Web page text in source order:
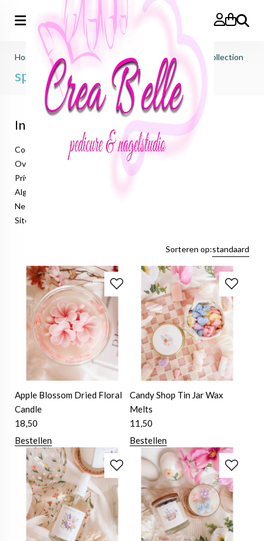
Zoeken
Home candle (zelfgemaakte kaarsen/wax)> spring collection
spring collection
Informatie
Cookieverklaring
Over ons
Privacyverklaring
Algemene voorwaarden
Neem contact op
Sitemap
Sorteren op:standaard
Apple Blossom Dried Floral
Candle
18,50
Bestellen
Candy Shop Tin Jar Wax
Melts
11,50
Bestellen